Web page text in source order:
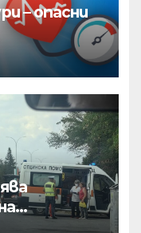
– опасни